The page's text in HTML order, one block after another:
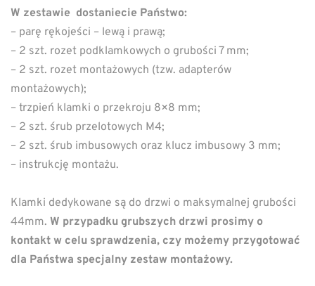
W zestawie dostaniecie Państwo:
– parę rękojeści – lewą i prawą;
– 2 szt. rozet podklamkowych o grubości 7 mm;
– 2 szt. rozet montażowych (tzw. adapterów
montażowych);
– trzpień klamki o przekroju 8×8 mm;
– 2 szt. śrub przelotowych M4;
– 2 szt. śrub imbusowych oraz klucz imbusowy 3 mm;
– instrukcję montażu.
Klamki dedykowane są do drzwi o maksymalnej grubości
44mm. W przypadku grubszych drzwi prosimy o
kontakt w celu sprawdzenia, czy możemy przygotować
dla Państwa specjalny zestaw montażowy.